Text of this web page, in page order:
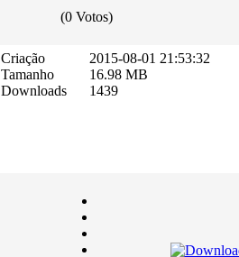
(0 Votos)
Criação
Tamanho
Downloads
2015-08-01 21:53:32
16.98 MB
1439